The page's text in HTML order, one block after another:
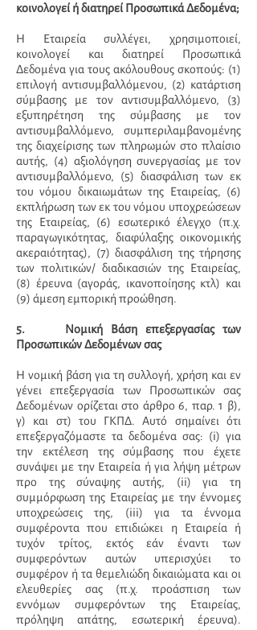
κοινολογεί ή διατηρεί Προσωπικά Δεδομένα;
Η Εταιρεία συλλέγει, χρησιμοποιεί,
κοινολογεί και διατηρεί Προσωπικά
Δεδομένα για τους ακόλουθους σκοπούς: (1)
επιλογή αντισυμβαλλόμενου, (2) κατάρτιση
σύμβασης με τον αντισυμβαλλόμενο, (3)
εξυπηρέτηση της σύμβασης με τον
αντισυμβαλλόμενο, συμπεριλαμβανομένης
της διαχείρισης των πληρωμών στο πλαίσιο
αυτής, (4) αξιολόγηση συνεργασίας με τον
αντισυμβαλλόμενο, (5) διασφάλιση των εκ
του νόμου δικαιωμάτων της Εταιρείας, (6)
εκπλήρωση των εκ του νόμου υποχρεώσεων
της Εταιρείας, (6) εσωτερικό έλεγχο (π.χ.
παραγωγικότητας, διαφύλαξης οικονομικής
ακεραιότητας), (7) διασφάλιση της τήρησης
των πολιτικών/ διαδικασιών της Εταιρείας,
(8) έρευνα (αγοράς, ικανοποίησης κτλ) και
(9) άμεση εμπορική προώθηση.
5. Νομική Βάση επεξεργασίας των
Προσωπικών Δεδομένων σας
Η νομική βάση για τη συλλογή, χρήση και εν
γένει επεξεργασία των Προσωπικών σας
Δεδομένων ορίζεται στο άρθρο 6, παρ. 1 β),
γ) και στ) του ΓΚΠΔ. Αυτό σημαίνει ότι
επεξεργαζόμαστε τα δεδομένα σας: (i) για
την εκτέλεση της σύμβασης που έχετε
συνάψει με την Εταιρεία ή για λήψη μέτρων
προ της σύναψης αυτής, (ii) για τη
συμμόρφωση της Εταιρείας με την έννομες
υποχρεώσεις της, (iii) για τα έννομα
συμφέροντα που επιδιώκει η Εταιρεία ή
τυχόν τρίτος, εκτός εάν έναντι των
συμφερόντων αυτών υπερισχύει το
συμφέρον ή τα θεμελιώδη δικαιώματα και οι
ελευθερίες σας (π.χ. προάσπιση των
εννόμων συμφερόντων της Εταιρείας,
πρόληψη απάτης, εσωτερική έρευνα).